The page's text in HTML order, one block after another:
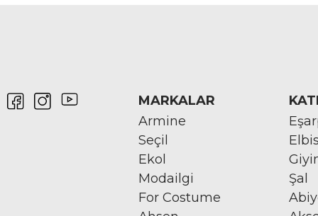
MARKALAR
Armine
Seçil
Ekol
Modailgi
For Costume
Şal